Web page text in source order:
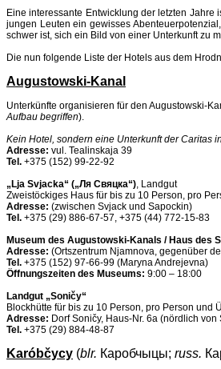
Eine interessante Entwicklung der letzten
jungen Leuten ein gewisses
schwer ist, sich ein Bild von einer Unterkunft zu
Die nun folgende Liste der Hotels aus dem
Augustowski-Kanal
Unterkünfte organisieren für den Augustowski-
Aufbau begriffen).
Kein Hotel, sondern eine Unterkunft der Caritas
Adresse: vul. Tealinskaja 39
Tel. +375 (152) 99-22-92
„Lja Svjacka“ („Ля Свяцка“), Landgut
Zweistöckiges Haus für bis zu 10 Person, pro
Adresse: (zwischen Svjack und Sapockin)
Tel. +375 (29) 886-67-57, +375 (44) 772-15-83
Museum des Augustowski-Kanals / Haus des
Adresse: (Ortszentrum Njamnova, gegenüber
Tel. +375 (152) 97-66-99 (Maryna Andrejevna)
Öffnungszeiten des Museums: 9:00 – 18:00
Landgut „Soničy“
Blockhütte für bis zu 10 Person, pro Person und
Adresse: Dorf Soničy, Haus-Nr. 6a (nördlich von
Tel. +375 (29) 884-48-87
Karóbčycy (blr. Каробчыцы; russ.